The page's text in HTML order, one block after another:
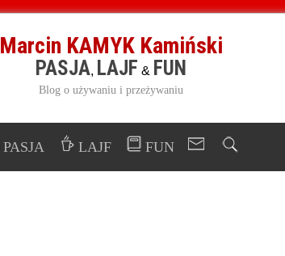
Marcin KAMYK Kamiński
PASJA, LAJF & FUN
Blog o używaniu i przeżywaniu
PASJA LAJF FUN